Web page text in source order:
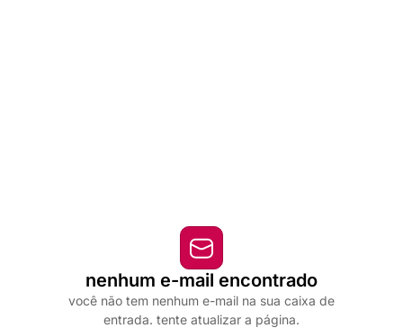
nenhum e-mail encontrado
você não tem nenhum e-mail na sua caixa de
entrada. tente atualizar a página.